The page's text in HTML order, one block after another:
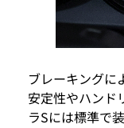
ブレーキングに
安定性やハンド
ラSには標準で